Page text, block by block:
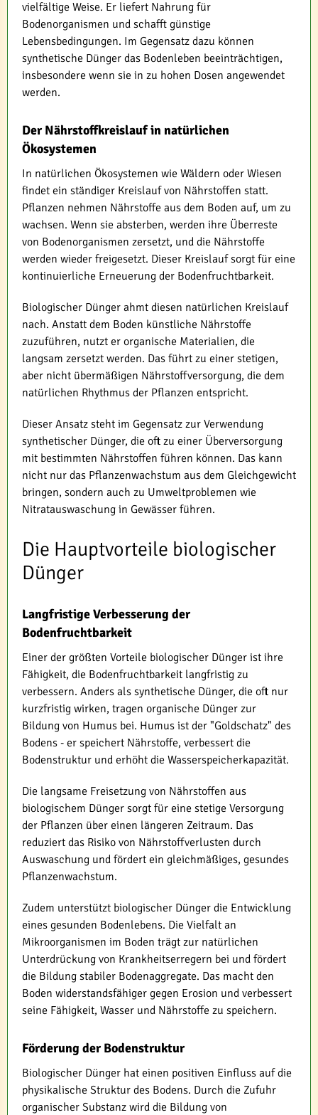
vielfältige Weise. Er liefert Nahrung für
Bodenorganismen und schafft günstige
Lebensbedingungen. Im Gegensatz dazu können
synthetische Dünger das Bodenleben beeinträchtigen,
insbesondere wenn sie in zu hohen Dosen angewendet
werden.
Der Nährstoffkreislauf in natürlichen
Ökosystemen
In natürlichen Ökosystemen wie Wäldern oder Wiesen
findet ein ständiger Kreislauf von Nährstoffen statt.
Pflanzen nehmen Nährstoffe aus dem Boden auf, um zu
wachsen. Wenn sie absterben, werden ihre Überreste
von Bodenorganismen zersetzt, und die Nährstoffe
werden wieder freigesetzt. Dieser Kreislauf sorgt für eine
kontinuierliche Erneuerung der Bodenfruchtbarkeit.
Biologischer Dünger ahmt diesen natürlichen Kreislauf
nach. Anstatt dem Boden künstliche Nährstoffe
zuzuführen, nutzt er organische Materialien, die
langsam zersetzt werden. Das führt zu einer stetigen,
aber nicht übermäßigen Nährstoffversorgung, die dem
natürlichen Rhythmus der Pflanzen entspricht.
Dieser Ansatz steht im Gegensatz zur Verwendung
synthetischer Dünger, die oft zu einer Überversorgung
mit bestimmten Nährstoffen führen können. Das kann
nicht nur das Pflanzenwachstum aus dem Gleichgewicht
bringen, sondern auch zu Umweltproblemen wie
Nitratauswaschung in Gewässer führen.
Die Hauptvorteile biologischer
Dünger
Langfristige Verbesserung der
Bodenfruchtbarkeit
Einer der größten Vorteile biologischer Dünger ist ihre
Fähigkeit, die Bodenfruchtbarkeit langfristig zu
verbessern. Anders als synthetische Dünger, die oft nur
kurzfristig wirken, tragen organische Dünger zur
Bildung von Humus bei. Humus ist der "Goldschatz" des
Bodens - er speichert Nährstoffe, verbessert die
Bodenstruktur und erhöht die Wasserspeicherkapazität.
Die langsame Freisetzung von Nährstoffen aus
biologischem Dünger sorgt für eine stetige Versorgung
der Pflanzen über einen längeren Zeitraum. Das
reduziert das Risiko von Nährstoffverlusten durch
Auswaschung und fördert ein gleichmäßiges, gesundes
Pflanzenwachstum.
Zudem unterstützt biologischer Dünger die Entwicklung
eines gesunden Bodenlebens. Die Vielfalt an
Mikroorganismen im Boden trägt zur natürlichen
Unterdrückung von Krankheitserregern bei und fördert
die Bildung stabiler Bodenaggregate. Das macht den
Boden widerstandsfähiger gegen Erosion und verbessert
seine Fähigkeit, Wasser und Nährstoffe zu speichern.
Förderung der Bodenstruktur
Biologischer Dünger hat einen positiven Einfluss auf die
physikalische Struktur des Bodens. Durch die Zufuhr
organischer Substanz wird die Bildung von